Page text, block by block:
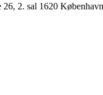
2. sal 1620